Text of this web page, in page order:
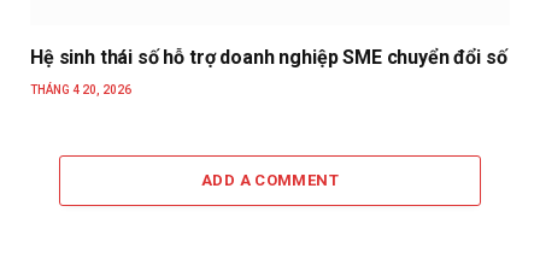
Hệ sinh thái số hỗ trợ doanh nghiệp SME chuyển đổi số
THÁNG 4 20, 2026
ADD A COMMENT